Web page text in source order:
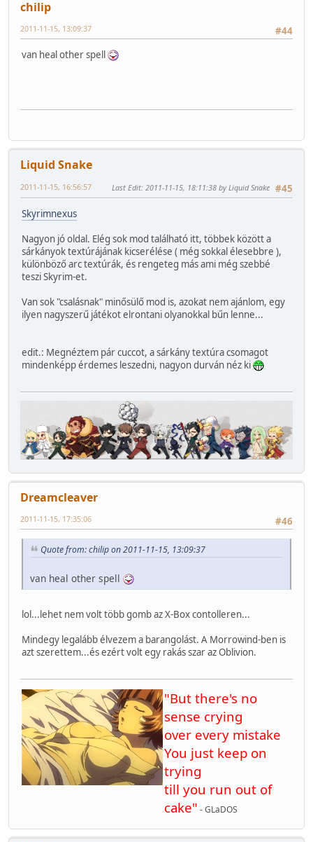
chilip
#44
2011-11-15, 13:09:37
van heal other spell
Liquid Snake
#45
2011-11-15, 16:56:57 Last Edit: 2011-11-15, 18:11:38 by Liquid Snake
Skyrimnexus
Nagyon jó oldal. Elég sok mod található itt, többek között a
sárkányok textúrájának kicserélése ( még sokkal élesebbre ),
különböző arc textúrák, és rengeteg más ami még szebbé
teszi Skyrim-et.
Van sok "csalásnak" minősülő mod is, azokat nem ajánlom, egy
ilyen nagyszerű játékot elrontani olyanokkal bűn lenne...
edit.: Megnéztem pár cuccot, a sárkány textúra csomagot
mindenképp érdemes leszedni, nagyon durván néz ki
Dreamcleaver
#46
2011-11-15, 17:35:06
Quote from: chilip on 2011-11-15, 13:09:37
van heal other spell
lol...lehet nem volt több gomb az X-Box contolleren...
Mindegy legalább élvezem a barangolást. A Morrowind-ben is
azt szerettem...és ezért volt egy rakás szar az Oblivion.
"But there's no
sense crying
over every mistake
You just keep on
trying
till you run out of
cake" - GLaDOS